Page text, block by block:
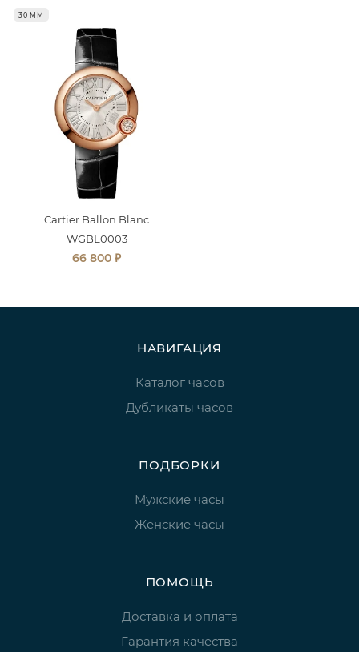
30 ММ
Cartier Ballon Blanc
WGBL0003
66 800 ₽
НАВИГАЦИЯ
Каталог часов
Дубликаты часов
ПОДБОРКИ
Мужские часы
Женские часы
ПОМОЩЬ
Доставка и оплата
Гарантия качества